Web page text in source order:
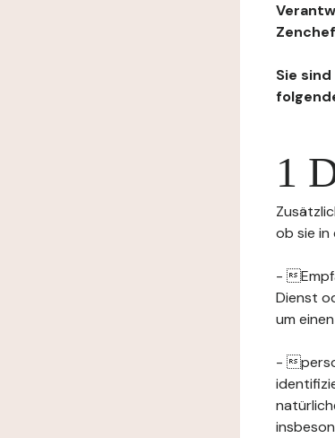
Sie
1
ob sie in
-
Dienst
um
-